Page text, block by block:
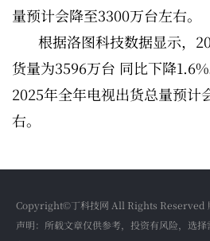
量预计会降至3300万台左右。
根据洛图科技数据显示，
货量为3596万台 同比下降1.6%
2025年全年电视出货总量预计
右。
Copyright©丁科技网 All Rights Reserved
声明：所载文章仅供参考，投资有风险，选择